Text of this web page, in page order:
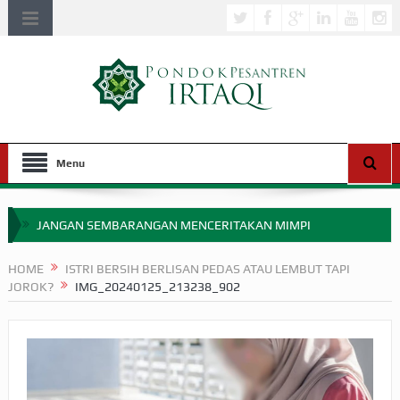
Menu
JANGAN SEMBARANGAN MENCERITAKAN MIMPI
MIMPI YANG DIABAIKAN MENJELANG PERANG BADAR
SEBELUM TIBA SAAT WAJIB?
HAKIKAT NIKMAT DI DUNIA!
HOME
ISTRI BERSIH BERLISAN PEDAS ATAU LEMBUT TAPI
JOROK?
IMG_20240125_213238_902